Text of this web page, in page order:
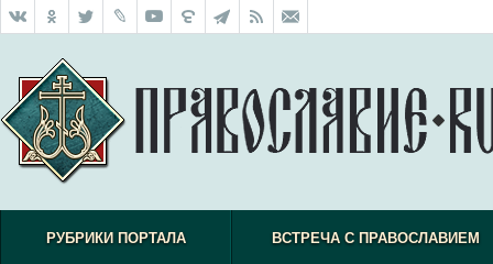
РУБРИКИ ПОРТАЛА ВСТРЕЧА С ПРАВОСЛАВИЕМ